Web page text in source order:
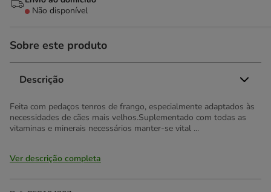
Não disponível
Sobre este produto
Descrição
Feita com pedaços tenros de frango, especialmente adaptados às
necessidades de cães mais velhos.Suplementado com todas as
vitaminas e minerais necessários manter-se vital ...
Ver descrição completa